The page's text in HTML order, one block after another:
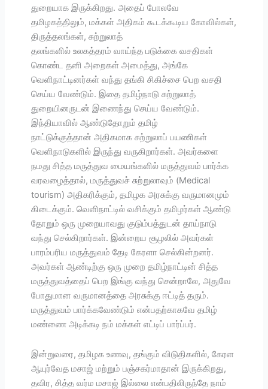
துறையாக இருக்கிறது. அதைப் போலவே
தமிழகத்திலும், மக்கள் அதிகம் கூடக்கூடிய கோவில்கள்,
திருத்தலங்கள், சுற்றுலாத்
தலங்களில் உலகத்தரம் வாய்ந்த படுக்கை வசதிகள்
கொண்ட தனி அறைகள் அமைத்து, அங்கே
வெளிநாட்டினர்கள் வந்து தங்கி சிகிச்சை பெற வசதி
செய்ய வேண்டும். இதை தமிழ்நாடு சுற்றுலாத்
துறையினருடன் இணைந்து செய்ய வேண்டும்.
இந்தியாவில் ஆண்டுதோறும் தமிழ்
நாட்டுக்குத்தான் அதிகமாக சுற்றுலாப் பயணிகள்
வெளிநாடுகளில் இருந்து வருகிறார்கள். அவர்களை
நமது சித்த மருத்துவ மையங்களில் மருத்துவம் பார்க்க
வரவழைத்தால், மருத்துவச் சுற்றுலாவும் (Medical
tourism) அதிகரிக்கும், தமிழக அரசுக்கு வருமானமும்
கிடைக்கும். வெளிநாட்டில் வசிக்கும் தமிழர்கள் ஆண்டு
தோறும் ஒரு முறையாவது குடும்பத்துடன் தாய்நாடு
வந்து செல்கிறார்கள். இன்றைய சூழலில் அவர்கள்
பாரம்பரிய மருத்துவம் தேடி கேரளா செல்கின்றனர்.
அவர்கள் ஆண்டிற்கு ஒரு முறை தமிழ்நாட்டின் சித்த
மருத்துவத்தைப் பெற இங்கு வந்து சென்றாலே, அதுவே
போதுமான வருமானத்தை அரசுக்கு ஈட்டித் தரும்.
மருத்துவம் பார்க்கவேண்டும் என்பதற்காகவே தமிழ்
மண்ணை அடிக்கடி நம் மக்கள் எட்டிப் பார்ப்பர்.
இன்றுவரை, தமிழக உணவு, தங்கும் விடுதிகளில், கேரள
ஆயுர்வேத மசாஜ் மற்றும் பஞ்சகர்மாதான் இருக்கிறது,
தவிர, சித்த வர்ம மசாஜ் இல்லை என்பதிலிருந்தே நாம்